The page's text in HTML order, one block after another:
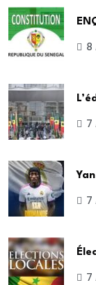
8
7
7
7